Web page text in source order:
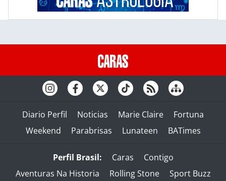
Diario Perfil Noticias Marie Claire
Fortuna
Weekend
Parabrisas Lunateen BATimes
Perfil Brasil: Caras
Contigo
Aventuras Na Historia
Rolling Stone Sport Buzz